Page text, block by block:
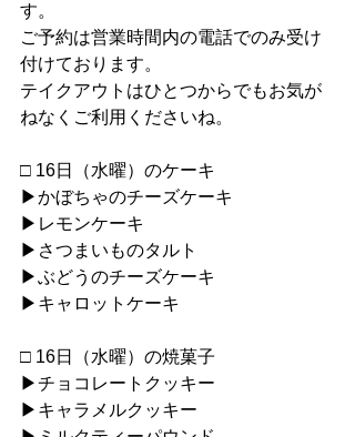
す。
ご予約は営業時間内の電話でのみ受け
付けております。
テイクアウトはひとつからでもお気が
ねなくご利用くださいね。
□ 16日（水曜）のケーキ
▶︎かぼちゃのチーズケーキ
▶︎レモンケーキ
▶︎さつまいものタルト
▶︎ぶどうのチーズケーキ
▶︎キャロットケーキ
□ 16日（水曜）の焼菓子
▶︎チョコレートクッキー
▶︎キャラメルクッキー